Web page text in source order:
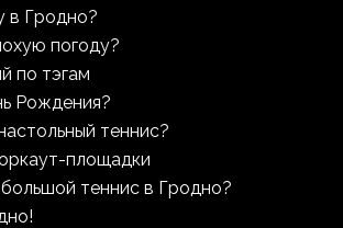
в Гродно?
погоду?
по тэгам
Рождения?
теннис?
площадки
большой теннис в Гродно?